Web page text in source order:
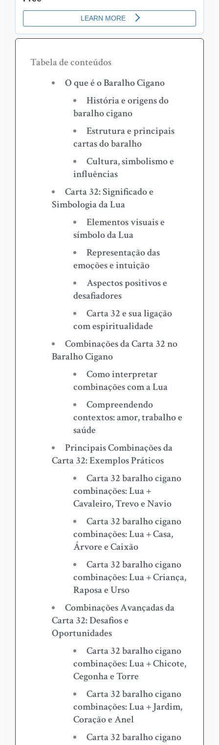
Tabela de conteúdos
O que é o Baralho Cigano
História e origens do
baralho cigano
Estrutura e principais
cartas do baralho
Cultura, simbolismo e
influências
Carta 32: Significado e
Simbologia da Lua
Elementos visuais e
símbolo da Lua
Representação das
emoções e intuição
Aspectos positivos e
desafiadores
Carta 32 e sua ligação
com espiritualidade
Combinações da Carta 32 no
Baralho Cigano
Como interpretar
combinações com a Lua
Compreendendo
contextos: amor, trabalho e
saúde
Principais Combinações da
Carta 32: Exemplos Práticos
Carta 32 baralho cigano
combinações: Lua +
Cavaleiro, Trevo e Navio
Carta 32 baralho cigano
combinações: Lua + Casa,
Árvore e Caixão
Carta 32 baralho cigano
combinações: Lua + Criança,
Raposa e Urso
Combinações Avançadas da
Carta 32: Desafios e
Oportunidades
Carta 32 baralho cigano
combinações: Lua + Chicote,
Cegonha e Torre
Carta 32 baralho cigano
combinações: Lua + Jardim,
Coração e Anel
Carta 32 baralho cigano